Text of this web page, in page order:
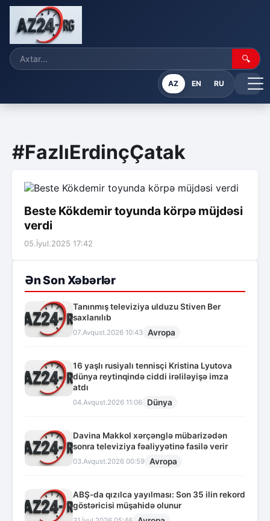
🔍
AZ EN RU
#FazlıErdinçÇatak
Beste Kökdemir toyunda körpə müjdəsi
verdi
05.İyul.2025 17:42
Ən Son Xəbərlər
Tanınmış televiziya ulduzu Stiven Ber
saxlanılıb
07.Avqust.2026 10:43 Avropa
16 yaşlı rusiyalı tennisçi Kristina Lyutova
dünya reytinqində ciddi irəliləyişə imza
atdı
04.Avqust.2026 11:06 Dünya
Davina Makkol xərçənglə mübarizədən
sonra televiziya fəaliyyətinə fasilə verir
03.Avqust.2026 00:59 Avropa
ABŞ-da qızılca yayılması: Son 35 ilin rekord
göstəricisi müşahidə olunur